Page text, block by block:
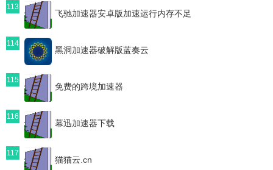
113
飞驰加速器安卓版加速运行内存不足
114
黑洞加速器破解版蓝奏云
115
免费的跨境加速器
116
幕迅加速器下载
117
猫猫云.cn